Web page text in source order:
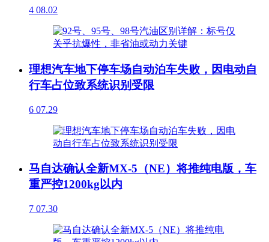
4 08.02
理想汽车地下停车场自动泊车失败，因电动自
行车占位致系统识别受限
6 07.29
马自达确认全新MX-5（NE）将推纯电版，车
重严控1200kg以内
7 07.30